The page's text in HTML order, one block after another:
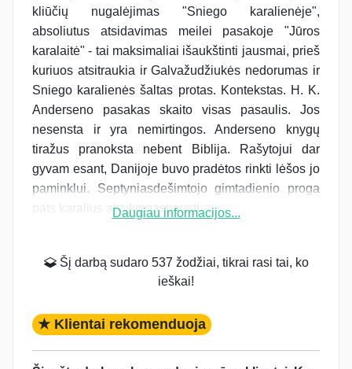
kliūčių nugalėjimas "Sniego karalienėje",
absoliutus atsidavimas meilei pasakoje "Jūros
karalaitė" - tai maksimaliai išaukštinti jaus­mai, prieš
kuriuos atsitraukia ir Galvažudžiukės nedorumas ir
Sniego karalienės šaltas protas. Kontekstas. H. K.
Anderseno pasakas skaito visas pasaulis. Jos
nesensta ir yra nemirtingos. Anderseno knygų
tiražus pranoksta nebent Biblija. Rašytojui dar
gyvam esant, Danijoje buvo pradėtos rinkti lėšos jo
paminklui. Septyniasdešimtojo gimtadienio proga
pats karalius atvyko paspausti...
Daugiau informacijos...
Šį darbą sudaro 537 žodžiai, tikrai rasi tai, ko
ieškai!
★ Klientai rekomenduoja